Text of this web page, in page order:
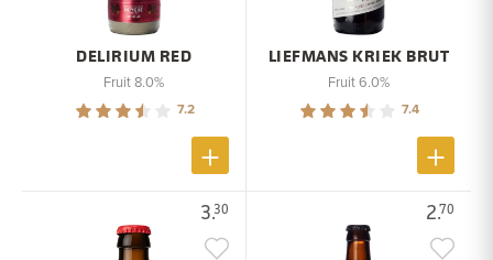
DELIRIUM RED
Fruit 8.0%
7.2
LIEFMANS KRIEK BRUT
Fruit 6.0%
7.4
3.30 2.70